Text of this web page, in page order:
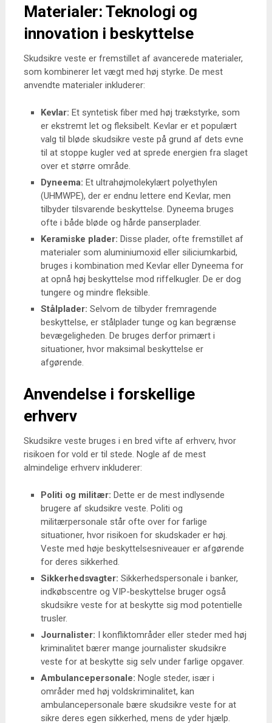
Materialer: Teknologi og
innovation i beskyttelse
Skudsikre veste er fremstillet af avancerede materialer,
som kombinerer let vægt med høj styrke. De mest
anvendte materialer inkluderer:
Kevlar: Et syntetisk fiber med høj trækstyrke, som
er ekstremt let og fleksibelt. Kevlar er et populært
valg til bløde skudsikre veste på grund af dets evne
til at stoppe kugler ved at sprede energien fra slaget
over et større område.
Dyneema: Et ultrahøjmolekylært polyethylen
(UHMWPE), der er endnu lettere end Kevlar, men
tilbyder tilsvarende beskyttelse. Dyneema bruges
ofte i både bløde og hårde panserplader.
Keramiske plader: Disse plader, ofte fremstillet af
materialer som aluminiumoxid eller siliciumkarbid,
bruges i kombination med Kevlar eller Dyneema for
at opnå høj beskyttelse mod riffelkugler. De er dog
tungere og mindre fleksible.
Stålplader: Selvom de tilbyder fremragende
beskyttelse, er stålplader tunge og kan begrænse
bevægeligheden. De bruges derfor primært i
situationer, hvor maksimal beskyttelse er
afgørende.
Anvendelse i forskellige
erhverv
Skudsikre veste bruges i en bred vifte af erhverv, hvor
risikoen for vold er til stede. Nogle af de mest
almindelige erhverv inkluderer:
Politi og militær: Dette er de mest indlysende
brugere af skudsikre veste. Politi og
militærpersonale står ofte over for farlige
situationer, hvor risikoen for skudskader er høj.
Veste med høje beskyttelsesniveauer er afgørende
for deres sikkerhed.
Sikkerhedsvagter: Sikkerhedspersonale i banker,
indkøbscentre og VIP-beskyttelse bruger også
skudsikre veste for at beskytte sig mod potentielle
trusler.
Journalister: I konfliktområder eller steder med høj
kriminalitet bærer mange journalister skudsikre
veste for at beskytte sig selv under farlige opgaver.
Ambulancepersonale: Nogle steder, især i
områder med høj voldskriminalitet, kan
ambulancepersonale bære skudsikre veste for at
sikre deres egen sikkerhed, mens de yder hjælp.